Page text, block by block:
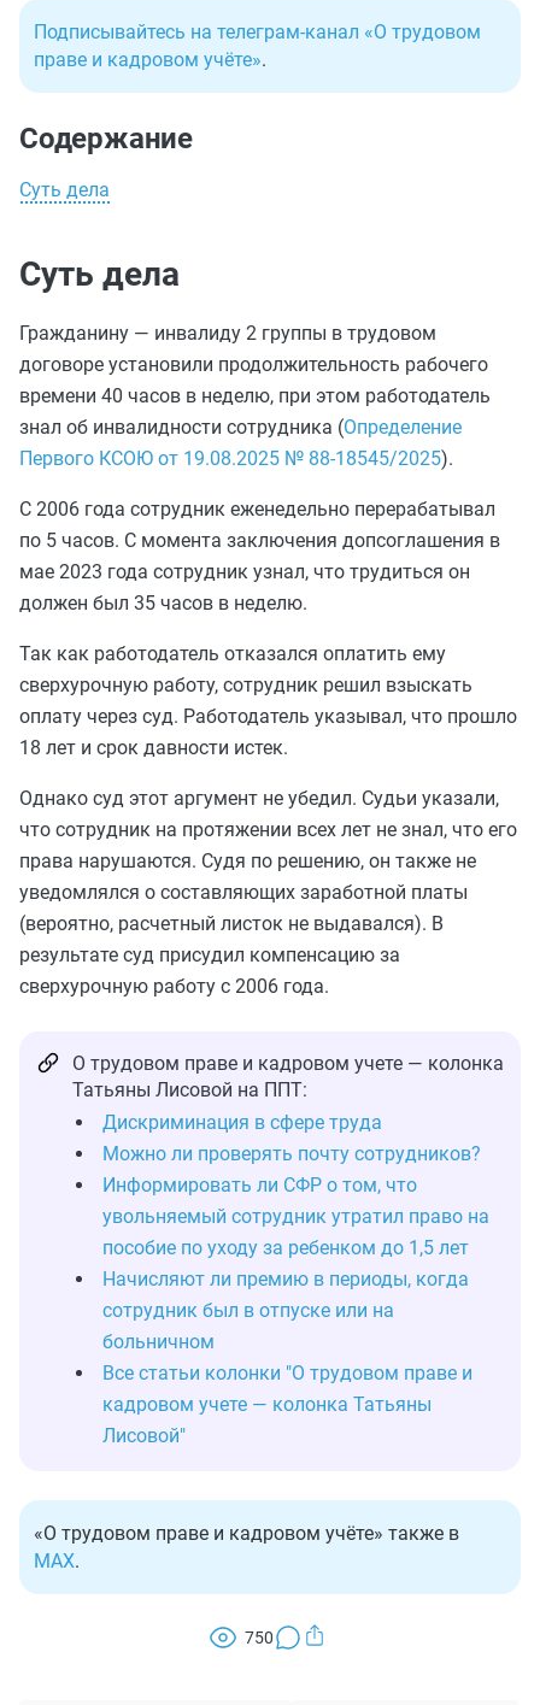
Подписывайтесь на телеграм-канал «О трудовом
праве и кадровом учёте».
Содержание
Суть дела
Суть дела
Гражданину — инвалиду 2 группы в трудовом
договоре установили продолжительность рабочего
времени 40 часов в неделю, при этом работодатель
знал об инвалидности сотрудника (Определение
Первого КСОЮ от 19.08.2025 № 88-18545/2025).
С 2006 года сотрудник еженедельно перерабатывал
по 5 часов. С момента заключения допсоглашения в
мае 2023 года сотрудник узнал, что трудиться он
должен был 35 часов в неделю.
Так как работодатель отказался оплатить ему
сверхурочную работу, сотрудник решил взыскать
оплату через суд. Работодатель указывал, что прошло
18 лет и срок давности истек.
Однако суд этот аргумент не убедил. Судьи указали,
что сотрудник на протяжении всех лет не знал, что его
права нарушаются. Судя по решению, он также не
уведомлялся о составляющих заработной платы
(вероятно, расчетный листок не выдавался). В
результате суд присудил компенсацию за
сверхурочную работу с 2006 года.
О трудовом праве и кадровом учете — колонка
Татьяны Лисовой на ППТ:
Дискриминация в сфере труда
Можно ли проверять почту сотрудников?
Информировать ли СФР о том, что
увольняемый сотрудник утратил право на
пособие по уходу за ребенком до 1,5 лет
Начисляют ли премию в периоды, когда
сотрудник был в отпуске или на
больничном
Все статьи колонки "О трудовом праве и
кадровом учете — колонка Татьяны
Лисовой"
«О трудовом праве и кадровом учёте» также в
MAX.
750